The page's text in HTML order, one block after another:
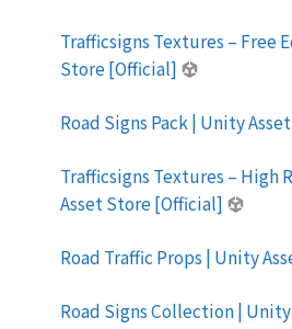
Trafficsigns Textures – Free
Store [Official]
Road Signs Pack | Unity
Trafficsigns Textures – High
Asset Store [Official]
Road Traffic Props | Unity
Road Signs Collection |